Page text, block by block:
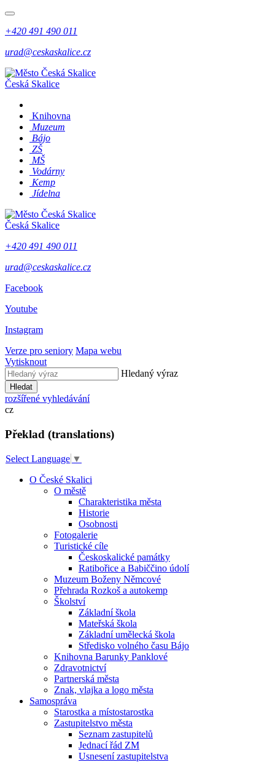
+420 491 490 011
urad@ceskaskalice.cz
Česká Skalice
Knihovna
Muzeum
Bájo
ZŠ
MŠ
Vodárny
Kemp
Jídelna
Česká Skalice
+420 491 490 011
urad@ceskaskalice.cz
Facebook
Youtube
Instagram
Verze pro seniory Mapa webu
Vytisknout
Hledaný výraz
Hledat
rozšířené vyhledávání
cz
Překlad (translations)
Select Language ▼
O České Skalici
O městě
Charakteristika města
Historie
Osobnosti
Fotogalerie
Turistické cíle
Českoskalické památky
Ratibořice a Babiččino údolí
Muzeum Boženy Němcové
Přehrada Rozkoš a autokemp
Školství
Základní škola
Mateřská škola
Základní umělecká škola
Středisko volného času Bájo
Knihovna Barunky Panklové
Zdravotnictví
Partnerská města
Znak, vlajka a logo města
Samospráva
Starostka a místostarostka
Zastupitelstvo města
Seznam zastupitelů
Jednací řád ZM
Usnesení zastupitelstva